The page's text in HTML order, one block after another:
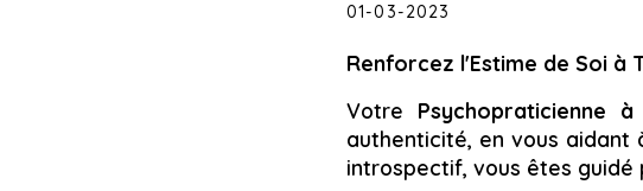
01-03-2023
Renforcez l'Estime de Soi à
Votre Psychopraticienne
authenticité, en vous
introspectif, vous êtes